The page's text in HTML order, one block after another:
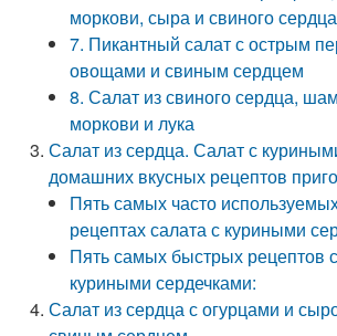
моркови, сыра и свиного сердца
7. Пикантный салат с острым
овощами и свиным сердцем
8. Салат из свиного сердца,
моркови и лука
Салат из сердца. Салат с
домашних вкусных рецептов
Пять самых часто
рецептах салата с куриными
Пять самых быстрых рецептов
куриными сердечками:
Салат из сердца с огурцами и